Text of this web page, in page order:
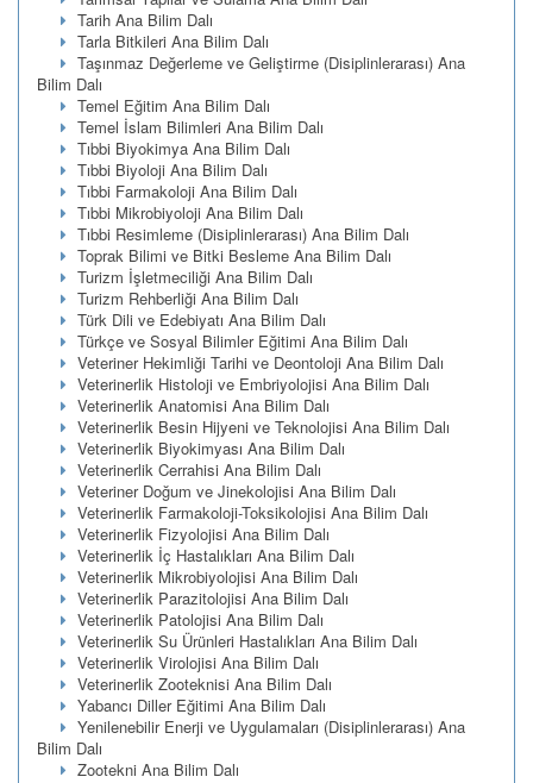
Tarih Ana Bilim Dalı
Tarla Bitkileri Ana Bilim Dalı
Taşınmaz Değerleme ve Geliştirme (Disiplinlerarası) Ana
Bilim Dalı
Temel Eğitim Ana Bilim Dalı
Temel İslam Bilimleri Ana Bilim Dalı
Tıbbi Biyokimya Ana Bilim Dalı
Tıbbi Biyoloji Ana Bilim Dalı
Tıbbi Farmakoloji Ana Bilim Dalı
Tıbbi Mikrobiyoloji Ana Bilim Dalı
Tıbbi Resimleme (Disiplinlerarası) Ana Bilim Dalı
Toprak Bilimi ve Bitki Besleme Ana Bilim Dalı
Turizm İşletmeciliği Ana Bilim Dalı
Turizm Rehberliği Ana Bilim Dalı
Türk Dili ve Edebiyatı Ana Bilim Dalı
Türkçe ve Sosyal Bilimler Eğitimi Ana Bilim Dalı
Veteriner Hekimliği Tarihi ve Deontoloji Ana Bilim Dalı
Veterinerlik Histoloji ve Embriyolojisi Ana Bilim Dalı
Veterinerlik Anatomisi Ana Bilim Dalı
Veterinerlik Besin Hijyeni ve Teknolojisi Ana Bilim Dalı
Veterinerlik Biyokimyası Ana Bilim Dalı
Veterinerlik Cerrahisi Ana Bilim Dalı
Veteriner Doğum ve Jinekolojisi Ana Bilim Dalı
Veterinerlik Farmakoloji-Toksikolojisi Ana Bilim Dalı
Veterinerlik Fizyolojisi Ana Bilim Dalı
Veterinerlik İç Hastalıkları Ana Bilim Dalı
Veterinerlik Mikrobiyolojisi Ana Bilim Dalı
Veterinerlik Parazitolojisi Ana Bilim Dalı
Veterinerlik Patolojisi Ana Bilim Dalı
Veterinerlik Su Ürünleri Hastalıkları Ana Bilim Dalı
Veterinerlik Virolojisi Ana Bilim Dalı
Veterinerlik Zooteknisi Ana Bilim Dalı
Yabancı Diller Eğitimi Ana Bilim Dalı
Yenilenebilir Enerji ve Uygulamaları (Disiplinlerarası) Ana
Bilim Dalı
Zootekni Ana Bilim Dalı